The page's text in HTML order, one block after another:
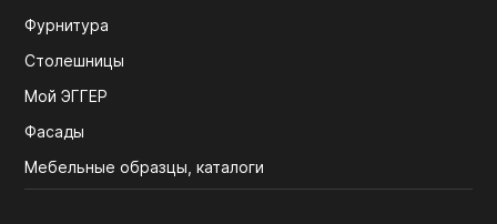
Фурнитура
Столешницы
Мой ЭГГЕР
Фасады
Мебельные образцы, каталоги